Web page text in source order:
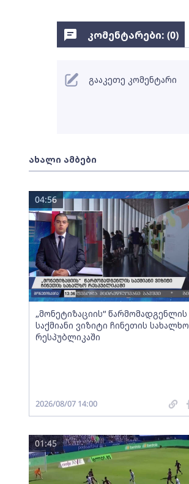
ახალი ამბები
„მონეტიზაციის“ წარმომადგენლის
საქმიანი ვიზიტი ჩინეთის სახალხო
რესპუბლიკაში
04:56
2026/08/07 14:00
01:45
კომენტარები: (0)
გააკეთე კომენტარი